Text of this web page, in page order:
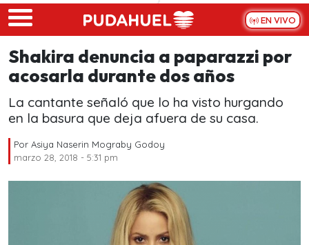
Skip to main content
EN VIVO
Shakira denuncia a paparazzi por
acosarla durante dos años
La cantante señaló que lo ha visto hurgando
en la basura que deja afuera de su casa.
Por Asiya Naserin Mograby Godoy
marzo 28, 2018 - 5:31 pm